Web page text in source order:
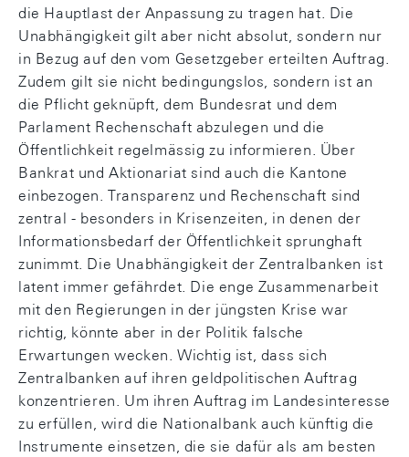
die Hauptlast der Anpassung zu tragen hat. Die
Unabhängigkeit gilt aber nicht absolut, sondern nur
in Bezug auf den vom Gesetzgeber erteilten Auftrag.
Zudem gilt sie nicht bedingungslos, sondern ist an
die Pflicht geknüpft, dem Bundesrat und dem
Parlament Rechenschaft abzulegen und die
Öffentlichkeit regelmässig zu informieren. Über
Bankrat und Aktionariat sind auch die Kantone
einbezogen. Transparenz und Rechenschaft sind
zentral - besonders in Krisenzeiten, in denen der
Informationsbedarf der Öffentlichkeit sprunghaft
zunimmt. Die Unabhängigkeit der Zentralbanken ist
latent immer gefährdet. Die enge Zusammenarbeit
mit den Regierungen in der jüngsten Krise war
richtig, könnte aber in der Politik falsche
Erwartungen wecken. Wichtig ist, dass sich
Zentralbanken auf ihren geldpolitischen Auftrag
konzentrieren. Um ihren Auftrag im Landesinteresse
zu erfüllen, wird die Nationalbank auch künftig die
Instrumente einsetzen, die sie dafür als am besten